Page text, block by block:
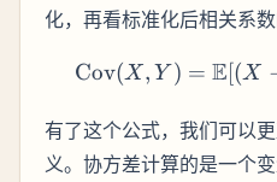
化，再看标准化后相关系数
Cov(X, Y ) = E[(X
有了这个公式，我们可以
义。协方差计算的是一个